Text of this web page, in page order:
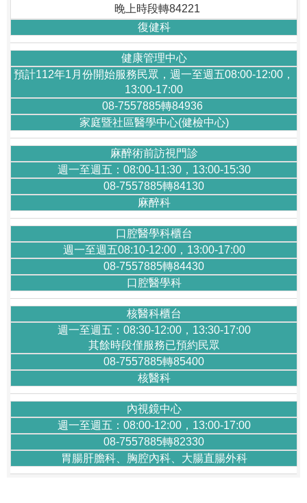
晚上時段轉84221
復健科
健康管理中心
預計112年1月份開始服務民眾，週一至週五08:00-12:00，
13:00-17:00
08-7557885轉84936
家庭暨社區醫學中心(健檢中心)
麻醉術前訪視門診
週一至週五：08:00-11:30，13:00-15:30
08-7557885轉84130
麻醉科
口腔醫學科櫃台
週一至週五08:10-12:00，13:00-17:00
08-7557885轉84430
口腔醫學科
核醫科櫃台
週一至週五：08:30-12:00，13:30-17:00
其餘時段僅服務已預約民眾
08-7557885轉85400
核醫科
內視鏡中心
週一至週五：08:00-12:00，13:00-17:00
08-7557885轉82330
胃腸肝膽科、胸腔內科、大腸直腸外科